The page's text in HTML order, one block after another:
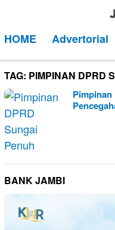
kontenMobile
HOME Advertorial
TAG: PIMPINAN DPRD
Pimpinan
BANK JAMBI